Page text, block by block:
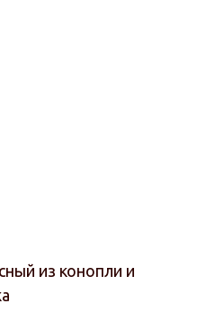
из конопли и